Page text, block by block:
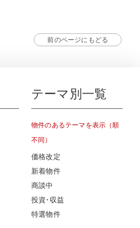
前のページにもどる
テーマ別一覧
物件のあるテーマを表示（順
不同）
価格改定
新着物件
商談中
投資･収益
特選物件